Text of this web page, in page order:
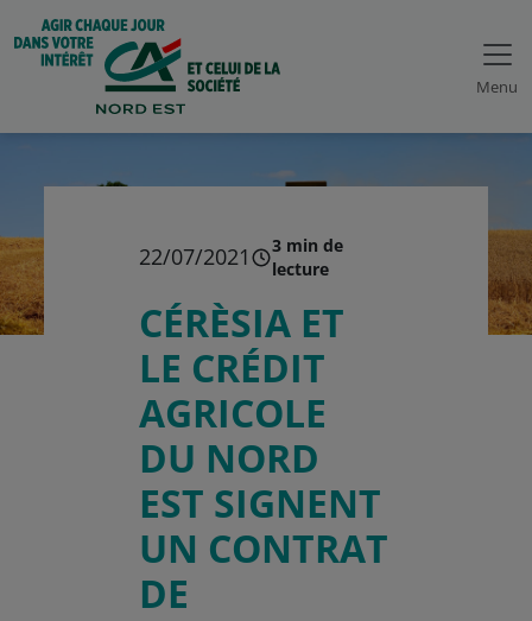
Menu
22/07/2021
3 min de
lecture
CÉRÈSIA ET
LE CRÉDIT
AGRICOLE
DU NORD
EST SIGNENT
UN CONTRAT
DE